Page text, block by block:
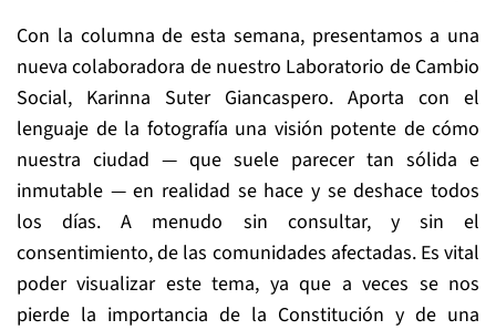
Con la columna de esta semana, presentamos a una
nueva colaboradora de nuestro Laboratorio de Cambio
Social, Karinna Suter Giancaspero. Aporta con el
lenguaje de la fotografía una visión potente de cómo
nuestra ciudad — que suele parecer tan sólida e
inmutable — en realidad se hace y se deshace todos
los días. A menudo sin consultar, y sin el
consentimiento, de las comunidades afectadas. Es vital
poder visualizar este tema, ya que a veces se nos
pierde la importancia de la Constitución y de una